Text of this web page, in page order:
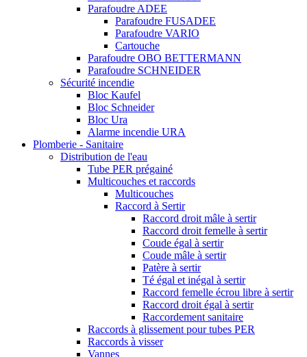
Parafoudre ADEE
Parafoudre FUSADEE
Parafoudre VARIO
Cartouche
Parafoudre OBO BETTERMANN
Parafoudre SCHNEIDER
Sécurité incendie
Bloc Kaufel
Bloc Schneider
Bloc Ura
Alarme incendie URA
Plomberie - Sanitaire
Distribution de l'eau
Tube PER prégainé
Multicouches et raccords
Multicouches
Raccord à Sertir
Raccord droit mâle à sertir
Raccord droit femelle à sertir
Coude égal à sertir
Coude mâle à sertir
Patère à sertir
Té égal et inégal à sertir
Raccord femelle écrou libre à sertir
Raccord droit égal à sertir
Raccordement sanitaire
Raccords à glissement pour tubes PER
Raccords à visser
Vannes